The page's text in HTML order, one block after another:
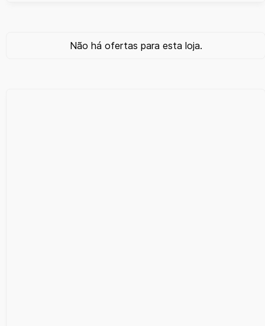
Não há ofertas para esta loja.